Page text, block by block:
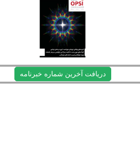
دریافت آخرین شماره خبرنامه